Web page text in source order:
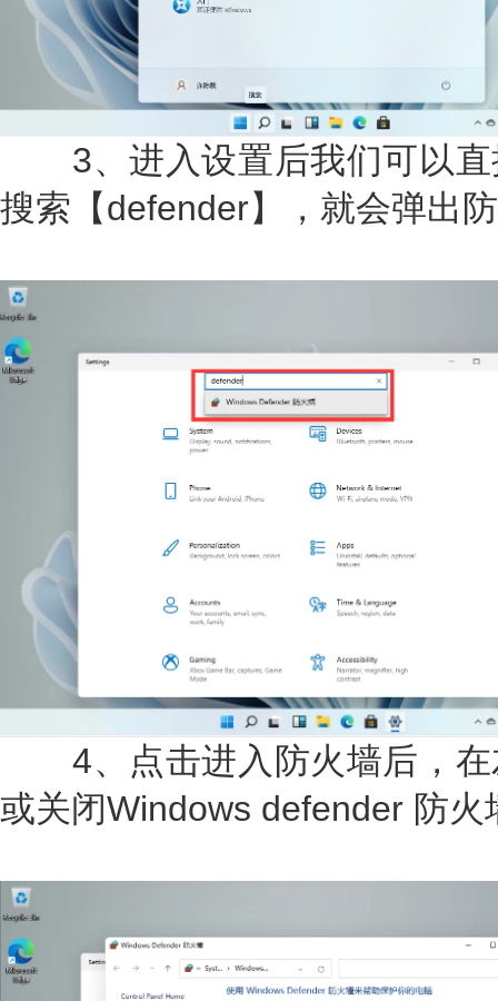
3、进入设置后我们可以直
搜索【defender】，就会弹出
4、点击进入防火墙后，在
或关闭Windows defender 防